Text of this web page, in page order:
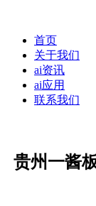
首页
关于我们
ai资讯
ai应用
联系我们
贵州一酱